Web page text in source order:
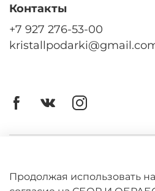
Оферта
Контакты
+7 927 276-53-00
Продолжая использовать